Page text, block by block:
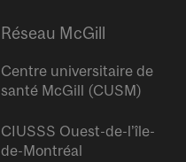
Réseau McGill
Centre universitaire de
santé McGill (CUSM)
CIUSSS Ouest-de-l’île-
de-Montréal